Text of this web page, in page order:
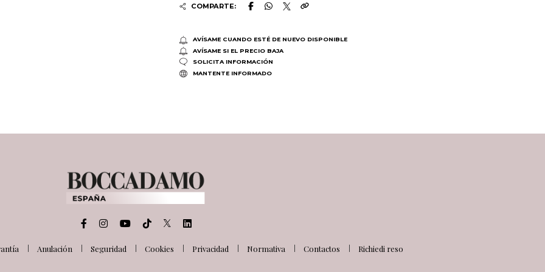
COMPARTE:
AVÍSAME CUANDO ESTÉ DE NUEVO DISPONIBLE
AVÍSAME SI EL PRECIO BAJA
SOLICITA INFORMACIÓN
MANTENTE INFORMADO
Anulación Seguridad Cookies Privacidad Normativa Contactos Richiedi reso